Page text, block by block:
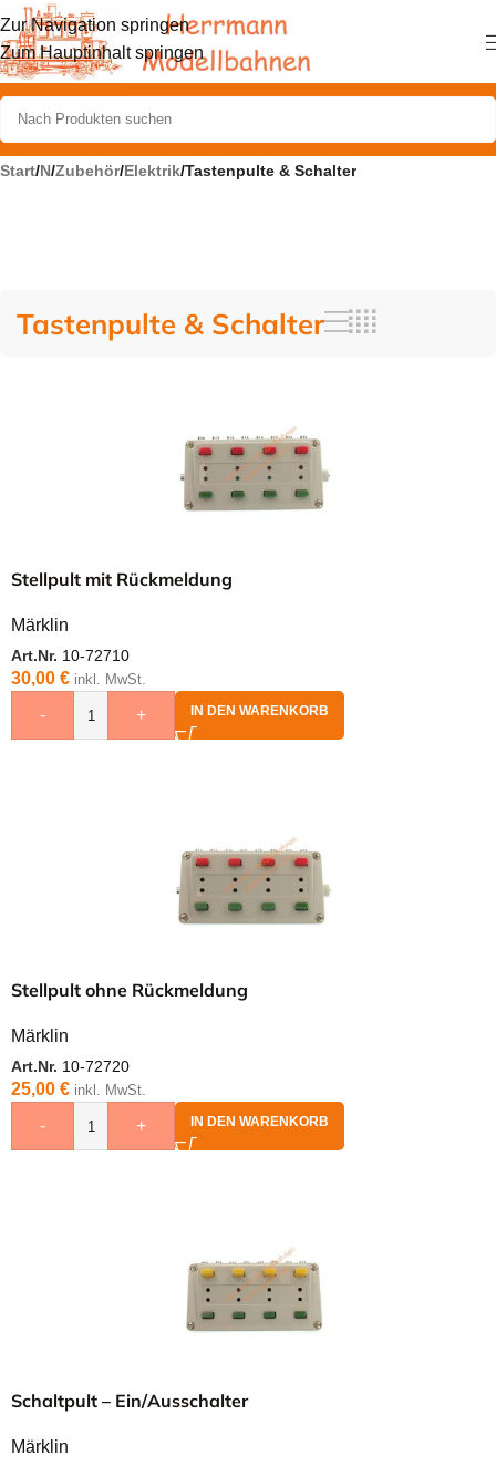
Zur Navigation springen
Zum Hauptinhalt springen
Start/N/Zubehör/Elektrik/Tastenpulte & Schalter
Tastenpulte & Schalter
Stellpult mit Rückmeldung
Märklin
Art.Nr. 10-72710
30,00 € inkl. MwSt.
- + IN DEN WARENKORB
Stellpult ohne Rückmeldung
Märklin
Art.Nr. 10-72720
25,00 € inkl. MwSt.
- + IN DEN WARENKORB
Schaltpult – Ein/Ausschalter
Märklin